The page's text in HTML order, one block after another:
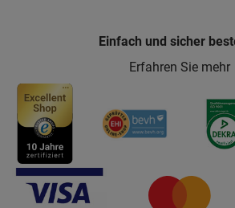
Einfach und sicher
Erfahren Sie mehr